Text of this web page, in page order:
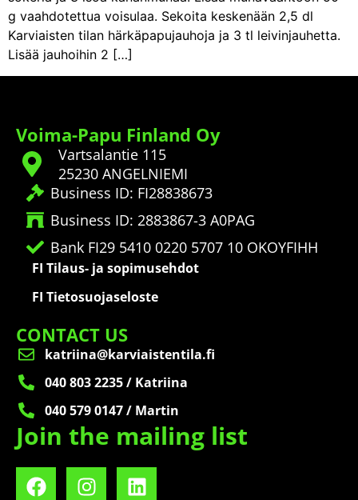
g vaahdotettua voisulaa. Sekoita keskenään 2,5 dl
Karviaisten tilan härkäpapujauhoja ja 3 tl leivinjauhetta.
Lisää jauhoihin 2 […]
Voima-Papu Finland Oy
Vartsalantie 115
25230 ANGELNIEMI
Business ID: FI28838673
Business ID: 2883867-3 A0PAG
Bank FI29 5410 0220 5707 10 OKOYFIHH
FI Tilaus- ja sopimusehdot
FI Tietosuojaseloste
CONTACT US
katriina@karviaistentila.fi
040 803 2235 / Katriina
040 579 0147 / Martin
Join the mailing list